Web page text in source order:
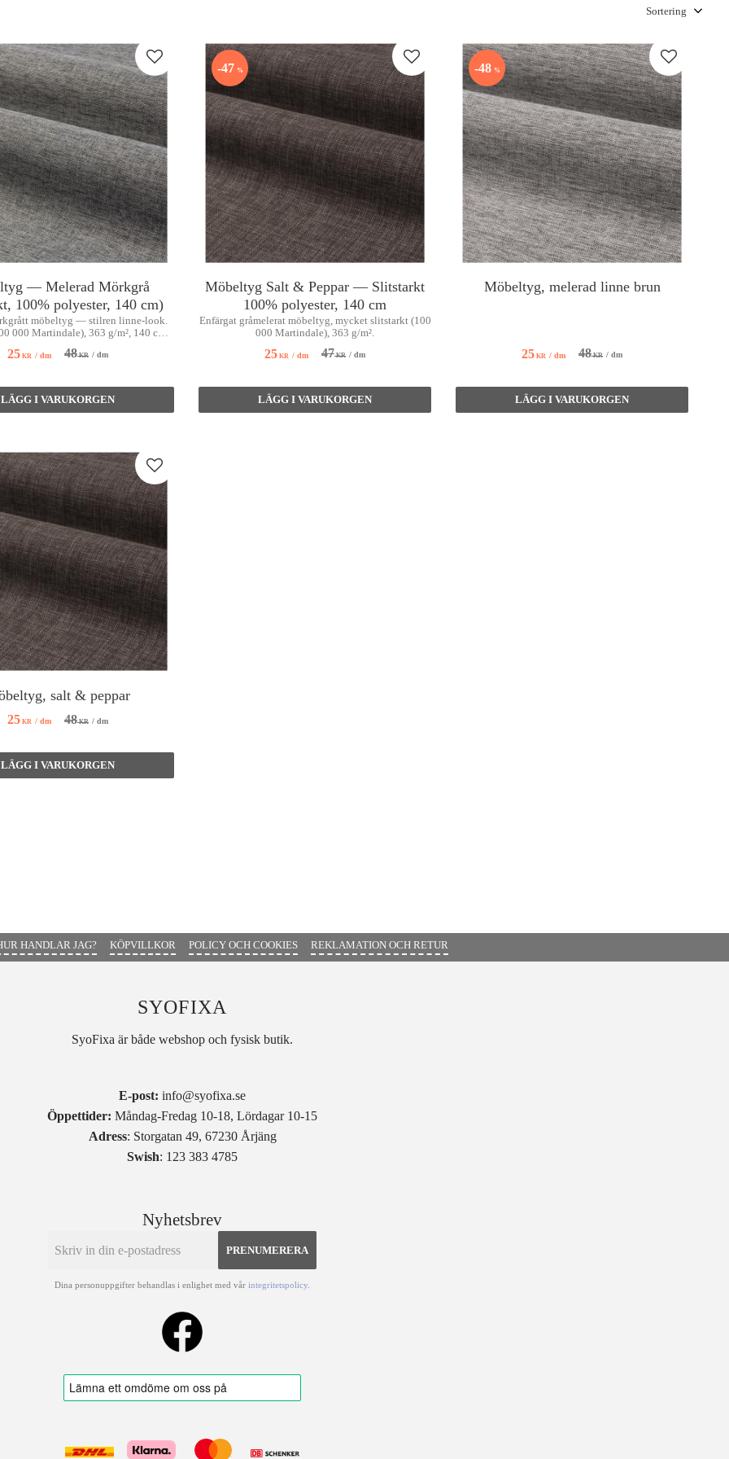
— Melerad Mörkgrå
100% polyester, 140 cm)
möbeltyg — stilren linne-look.
000 Martindale), 363 g/m², 140 cm.
25 KR / dm 48KR / dm
Lägg till i favoriter
Möbeltyg Salt & Peppar — Slitstarkt
100% polyester, 140 cm
Enfärgat gråmelerat möbeltyg, mycket slitstarkt (100
000 Martindale), 363 g/m².
25 KR / dm 47KR / dm
47 % Lägg till i favoriter
Möbeltyg, melerad linne brun
25 KR / dm 48KR / dm
48 % Lägg till i
salt & peppar
25 KR / dm 48KR / dm
Lägg till i favoriter
HANDLAR JAG? KÖPVILLKOR POLICY OCH COOKIES REKLAMATION OCH RETUR
SYOFIXA
SyoFixa är både webshop och fysisk butik.
E-post: info@syofixa.se
Öppettider: Måndag-Fredag 10-18, Lördagar 10-15
Adress: Storgatan 49, 67230 Årjäng
Swish: 123 383 4785
Nyhetsbrev
PRENUMERERA
Dina personuppgifter behandlas i enlighet med vår integritetspolicy